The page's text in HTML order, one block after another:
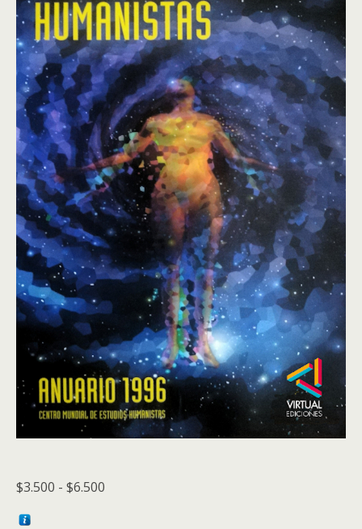
$3.500 - $6.500